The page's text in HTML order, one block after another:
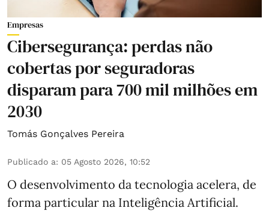
Empresas
Cibersegurança: perdas não
cobertas por seguradoras
disparam para 700 mil milhões em
2030
Tomás Gonçalves Pereira
Publicado a: 05 Agosto 2026, 10:52
O desenvolvimento da tecnologia acelera, de
forma particular na Inteligência Artificial.